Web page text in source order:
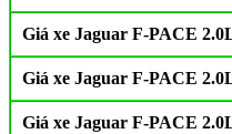
Giá xe Jaguar F-PACE
Giá xe Jaguar F-PACE
Giá xe Jaguar F-PACE